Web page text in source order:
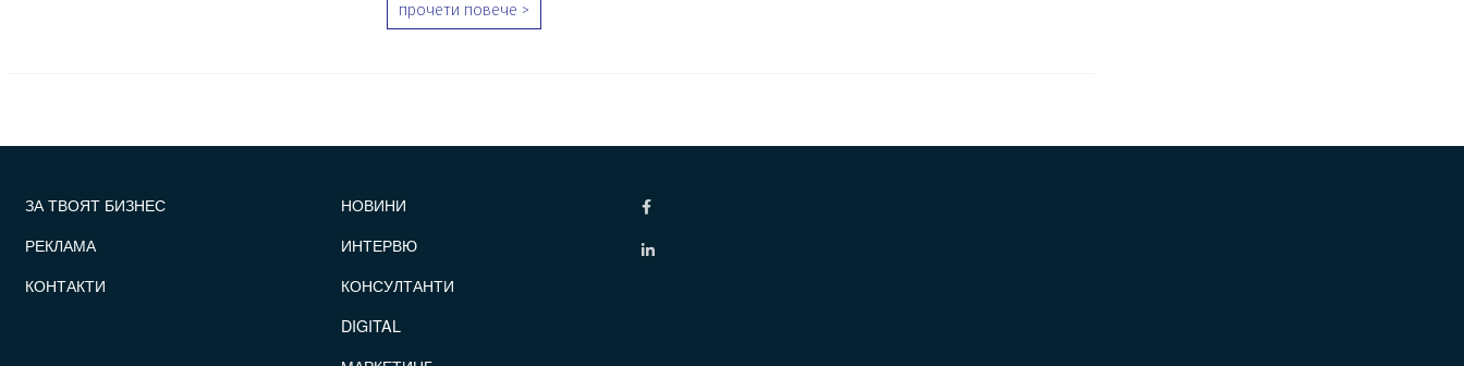
прочети повече >
ЗА ТВОЯТ БИЗНЕС
РЕКЛАМА
КОНТАКТИ
НОВИНИ
ИНТЕРВЮ
КОНСУЛТАНТИ
DIGITAL